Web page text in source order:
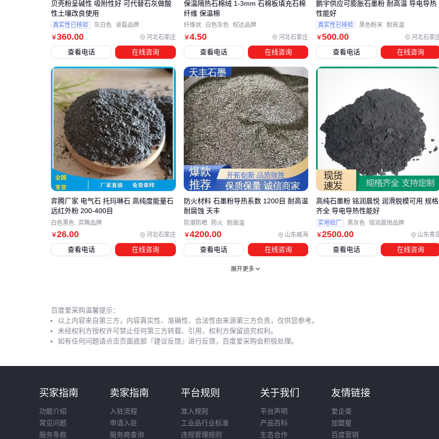
备不匹配导致效率折损。例如破碎机 出料粒度若与磨粉机
进料要求存在断层，会迫使中间增加人工筛分环节，不仅增加
粉尘污染风险，还可能因粒度不均影响最终产品稳定性。
关键配套需重点关注三类衔接：
粒度改造环节：振动筛网
与目标纯度，过细的筛网可能造成频繁堵塞
环境控制环节：工业吸尘器
风量要与破碎粉尘产生速度同
步，尤其处理高硅含量物料时更需防爆设计
包装运输环节：吨袋包装机
的称重精度直接影响批次一致
性，粉料包装还需考虑防潮密封性
这些隐性成本往往在试产阶段才暴露，建议在采购主设备时同
步评估上下游设备参数衔接性，特别是给料装置与输送带
的
兼容性调整空间。
五、为什么参数合格的镁硅钙石仍会出现工艺波动？
实验室检测合格的镁硅钙石，在实际产线中可能因储运和使用
细节失控导致性能偏离。最常见的是湿度管理——物料吸潮后
模糊或咳嗽导致给料不均匀
接触高温混合设备需穿戴
吨袋拆包区建议配置拍打装置，减少人工敲击带来的粉尘飞
前的关键暴露时段参数变化。
镁硅钙石的采购决策本质是场景匹配度的层层验证：从矿物成
￥360.00 河北石家庄
贝壳粉呈碱性 吸附性好 可代替石灰做酸
性土壤改良使用
真实性已核验 灰白色 卓磊品牌
查看电话 在线咨询
￥4.50 河北石家庄
保温隔热石棉绒 1-3mm 石棉板填充石棉
纤维 保温棉
纤维状 白色灰色 权达品牌
查看电话 在线咨询
￥500.00 河北石家
鹏宇供应可膨胀石墨粉 耐高温 导电导热
性能好
真实性已核验 黑色粉末 耐高温
查看电话 在线咨询
￥26.00 河北石家庄
弈腾厂家 电气石 托玛琳石 高纯度能量石
远红外粉 200-400目
白色黑色 弈腾品牌
查看电话 在线咨询
￥4200.00 山东威海
防火材料 石墨粉导热系数 1200目 耐高温
耐腐蚀 天丰
防潮防晒 防火 耐高温
查看电话 在线咨询
￥2500.00 山东青
高纯石墨粉 铭润晨悦 润滑脱模可用 规格
齐全 导电导热性能好
实地验厂 黑灰色 铭润晨悦品牌
查看电话 在线咨询
展开更多
百度爱采购温馨提示：
以上内容来自第三方，内容真实性、准确性、合法性由来源第三方负责，仅供您参考。
未经权利方授权许可禁止任何第三方转载、引用，权利方保留追究权利。
如有任何问题请点击页面底部『建议反馈』进行反馈，百度爱采购会积极处理。
买家指南
功能介绍
常见问题
服务条款
卖家指南
入驻流程
申请入驻
服务商查询
平台规则
准入规则
工业品行业标准
违规管理规则
关于我们
平台声明
产品百科
生态合作
友情链接
爱企查
加盟星
百度营销